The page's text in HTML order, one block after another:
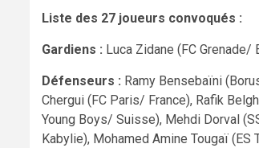
Liste des 27 joueurs convoqués :
Gardiens : Luca Zidane (FC
Défenseurs : Ramy Bensebaïni
Chergui (FC Paris/ France), Rafik
Young Boys/ Suisse), Mehdi Dorval
Kabylie), Mohamed Amine Tougaï (ES